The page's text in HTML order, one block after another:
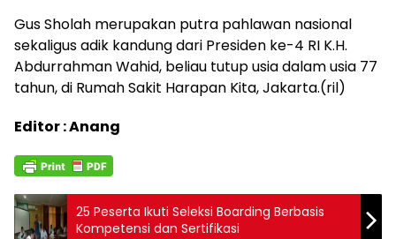
Gus Sholah merupakan putra pahlawan nasional
sekaligus adik kandung dari Presiden ke-4 RI K.H.
Abdurrahman Wahid, beliau tutup usia dalam usia 77
tahun, di Rumah Sakit Harapan Kita, Jakarta.(ril)
Editor : Anang
25 Peserta Ikuti Seleksi Boarding Berbasis
Kompetensi dan Sertifikasi